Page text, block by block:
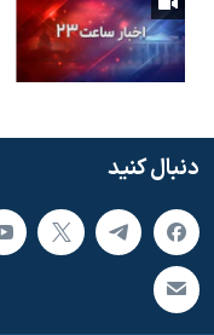
دنبال کنید